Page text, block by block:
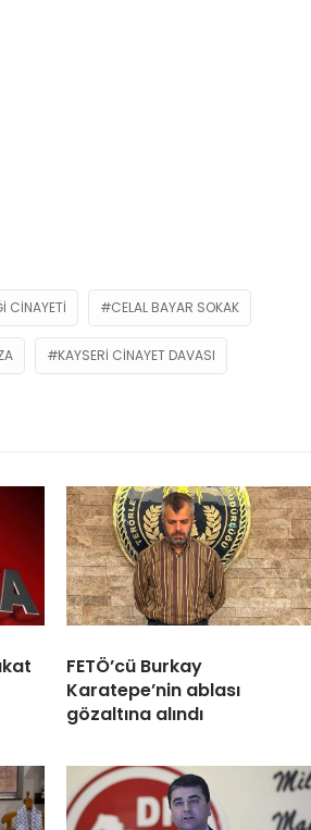
CINAYETI CELAL BAYAR SOKAK
KAYSERI CINAYET DAVASI
FETÖ’cü Burkay
Karatepe’nin ablası
gözaltına alındı